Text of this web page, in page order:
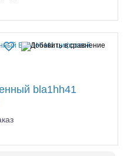
bla1hh41